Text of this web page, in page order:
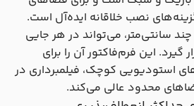
نصب خلاقانه ایده‌آل است.
سانتی‌متر، می‌تواند در هر جایی
این فرم‌فاکتور آن را برای
استودیویی کوچک، فیلمبرداری در
محدود عالی می‌کند.